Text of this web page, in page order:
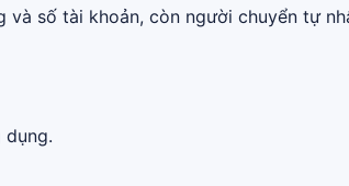
số tài khoản, còn người chuyển tự